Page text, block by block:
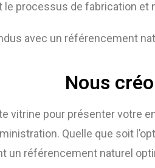
le processus de fabrication
avec un référencement
Nous
vitrine pour présenter votre
Quelle que soit
un référencement naturel